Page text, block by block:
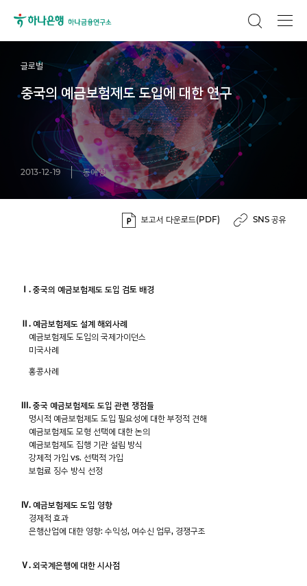
글로벌
중국의 예금보험제도 도입에 대한 연구
2013-12-19 동애영
보고서 다운로드(PDF) SNS 공유
Ⅰ. 중국의 예금보험제도 도입 검토 배경
Ⅱ. 예금보험제도 설계 해외사례
예금보험제도 도입의 국제가이던스
미국사례
홍콩사례
Ⅲ. 중국 예금보험제도 도입 관련 쟁점들
명시적 예금보험제도 도입 필요성에 대한 부정적 견해
예금보험제도 모형 선택에 대한 논의
예금보험제도 집행 기관 설립 방식
강제적 가입 vs. 선택적 가입
보험료 징수 방식 선정
Ⅳ. 예금보험제도 도입 영향
경제적 효과
은행산업에 대한 영향: 수익성, 여수신 업무, 경쟁구조
Ⅴ. 외국계은행에 대한 시사점